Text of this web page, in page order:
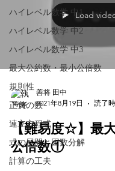
ハイレベル数学 中1
ハイレベル数学 中2
ハイレベル数学 中3
最大公約数・最小公倍数
規則性
正負の数
連立方程式
式の展開と因数分解
計算の工夫
Load
善将 田中
2021年8月19日
読了
【難易度☆】最
公倍数①